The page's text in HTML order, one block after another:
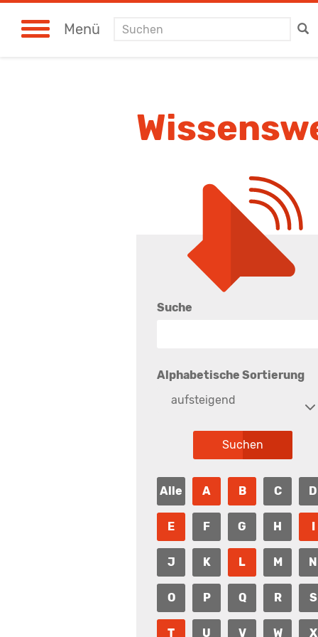
Menü Suchen
Suche
Alphabetische Sortierung
aufsteigend
Alle A B C D
E F G H I
J K L M N
O P Q R S
T U V W X